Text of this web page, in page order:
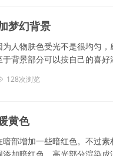
梦幻背景
人物肤色受光不是很均匀
背景部分可以按自己的喜好
128次浏览
黄色
部增加一些暗红色。不过